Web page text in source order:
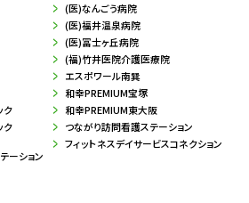
ク
ク
ーション
(医)なんごう病院
(医)福井温泉病院
(医)冨士ヶ丘病院
(福)竹井医院介護医療院
エスポワール南巽
和幸PREMIUM宝塚
和幸PREMIUM東大阪
つながり訪問看護ステーション
フィットネスデイサービスコネクション